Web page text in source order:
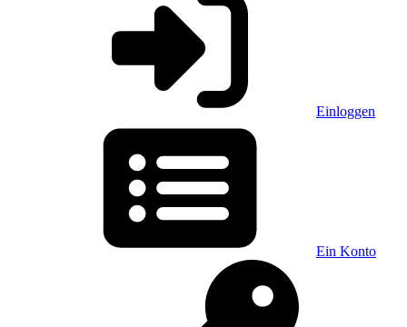
Einloggen
Ein Konto